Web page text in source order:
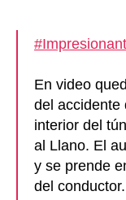
En video
del accidente
interior del
al Llano. El
y se prende
del conductor.